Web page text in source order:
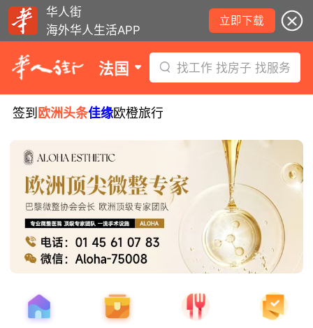
华人街
海外华人生活APP
立即下载
法国 找工作 找房子 找服务
签到 欧洲头条佳缘欧橙旅行